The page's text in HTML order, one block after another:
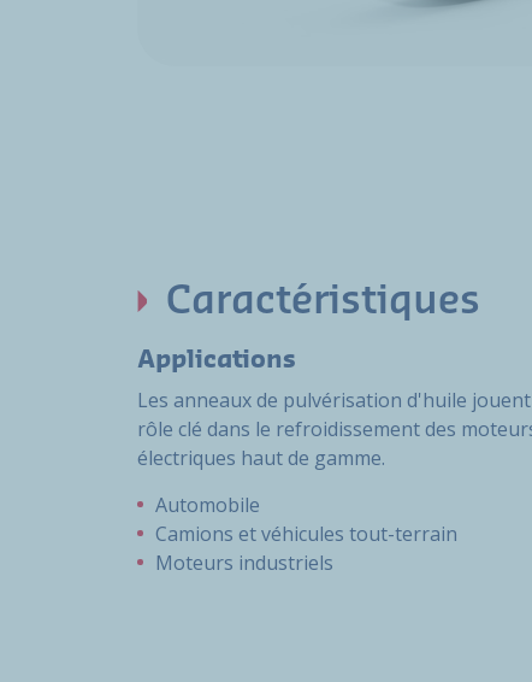
Caractéristiques
Applications
Les anneaux de pulvérisation d'huile
rôle clé dans le refroidissement des
électriques haut de gamme.
Automobile
Camions et véhicules tout-terrain
Moteurs industriels